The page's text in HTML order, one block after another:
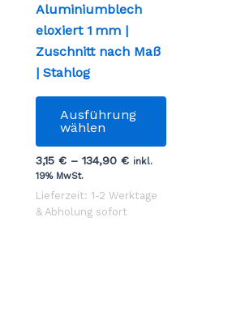
Aluminiumblech
eloxiert 1 mm |
Zuschnitt nach Maß
| Stahlog
Ausführung
wählen
Dieses
weist
3,15€ –134,90€ inkl.
19% MwSt.
Lieferzeit: 1-2 Werktage
& Abholung sofort